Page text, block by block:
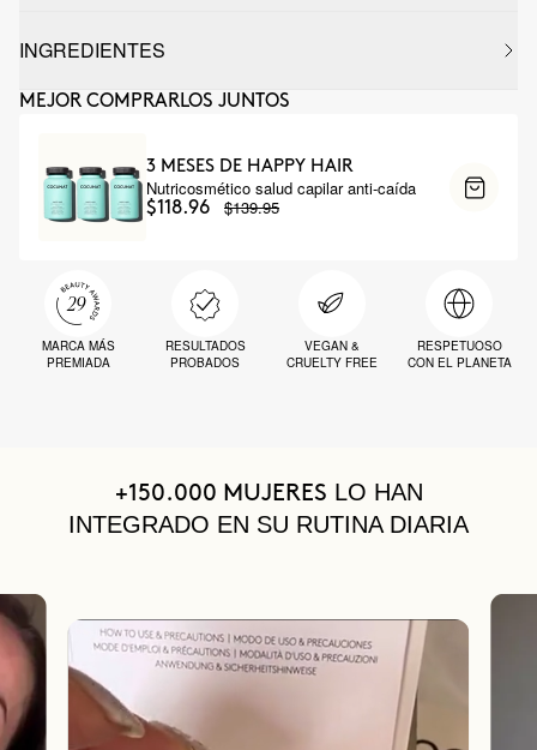
INGREDIENTES
MEJOR COMPRARLOS JUNTOS
3 MESES DE HAPPY HAIR
Nutricosmético salud capilar anti-caída
$118.96 $139.95
MARCA MÁS
PREMIADA
RESULTADOS
PROBADOS
VEGAN &
CRUELTY FREE
RESPETUOSO
CON EL PLANETA
+150.000 MUJERES LO HAN
INTEGRADO EN SU RUTINA DIARIA